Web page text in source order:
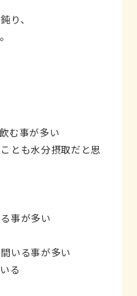
り、
む事が多い
とも水分摂取だと思
事が多い
いる事が多い
る